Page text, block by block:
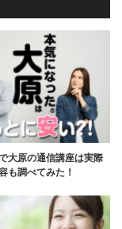
大原の通信講座は実際
も調べてみた！